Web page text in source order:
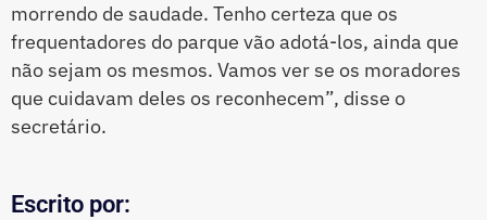
morrendo de saudade. Tenho certeza que os
frequentadores do parque vão adotá-los, ainda que
não sejam os mesmos. Vamos ver se os moradores
que cuidavam deles os reconhecem”, disse o
secretário.
Escrito por: